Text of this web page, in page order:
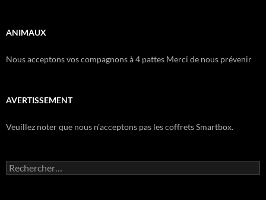
ANIMAUX
Nous acceptons vos compagnons à 4 pattes Merci de nous prévenir
AVERTISSEMENT
Veuillez noter que nous n'acceptons pas les coffrets Smartbox.
Rechercher :